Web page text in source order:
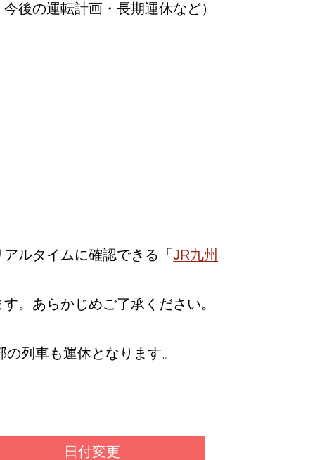
後の運転計画・長期運休など）
ルタイムに確認できる「JR九州
。あらかじめご了承ください。
列車も運休となります。
日付変更